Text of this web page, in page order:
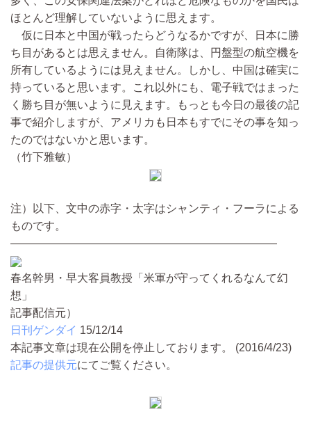
ほとんど理解していないように思えます。
仮に日本と中国が戦ったらどうなるかですが、日本に勝
ち目があるとは思えません。自衛隊は、円盤型の航空機を
所有しているようには見えません。しかし、中国は確実に
持っていると思います。これ以外にも、電子戦ではまった
く勝ち目が無いように見えます。もっとも今日の最後の記
事で紹介しますが、アメリカも日本もすでにその事を知っ
たのではないかと思います。
（竹下雅敏）
注）以下、文中の赤字・太字はシャンティ・フーラによる
ものです。
――――――――――――――――――――――――
春名幹男・早大客員教授「米軍が守ってくれるなんて幻
想」
記事配信元）
日刊ゲンダイ 15/12/14
本記事文章は現在公開を停止しております。 (2016/4/23)
記事の提供元にてご覧ください。